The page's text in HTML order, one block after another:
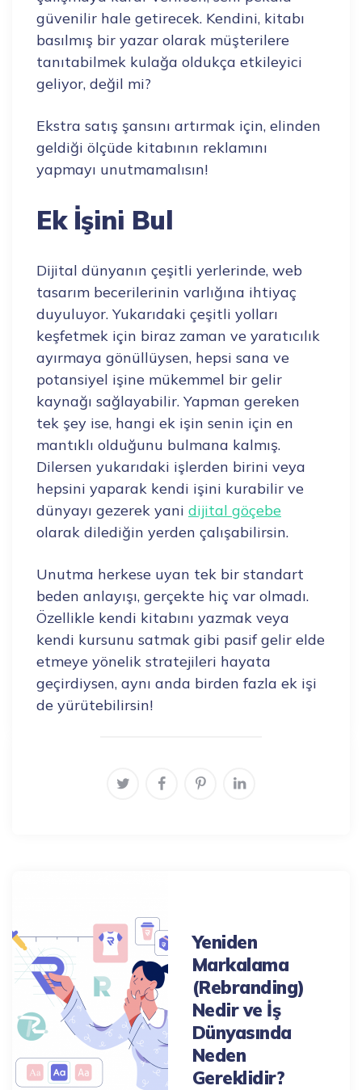
güvenilir hale getirecek. Kendini, kitabı
basılmış bir yazar olarak müşterilere
tanıtabilmek kulağa oldukça etkileyici
geliyor, değil mi?
Ekstra satış şansını artırmak için, elinden
geldiği ölçüde kitabının reklamını
yapmayı unutmamalısın!
Ek İşini Bul
Dijital dünyanın çeşitli yerlerinde, web
tasarım becerilerinin varlığına ihtiyaç
duyuluyor. Yukarıdaki çeşitli yolları
keşfetmek için biraz zaman ve yaratıcılık
ayırmaya gönüllüysen, hepsi sana ve
potansiyel işine mükemmel bir gelir
kaynağı sağlayabilir. Yapman gereken
tek şey ise, hangi ek işin senin için en
mantıklı olduğunu bulmana kalmış.
Dilersen yukarıdaki işlerden birini veya
hepsini yaparak kendi işini kurabilir ve
dünyayı gezerek yani dijital göçebe
olarak dilediğin yerden çalışabilirsin.
Unutma herkese uyan tek bir standart
beden anlayışı, gerçekte hiç var olmadı.
Özellikle kendi kitabını yazmak veya
kendi kursunu satmak gibi pasif gelir elde
etmeye yönelik stratejileri hayata
geçirdiysen, aynı anda birden fazla ek işi
de yürütebilirsin!
Yeniden
Markalama
(Rebranding)
Nedir ve İş
Dünyasında
Neden
Gereklidir?